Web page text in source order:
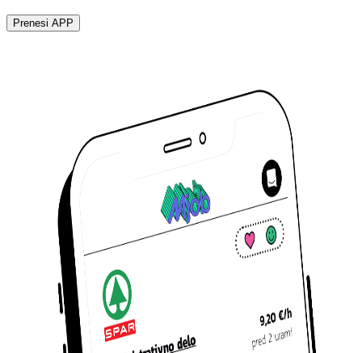
Prenesi APP